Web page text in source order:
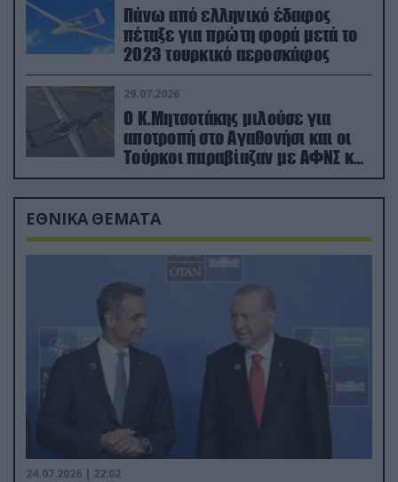
Πάνω από ελληνικό έδαφος
πέταξε για πρώτη φορά μετά το
2023 τουρκικό αεροσκάφος
29.07.2026
Ο Κ.Μητσοτάκης μιλούσε για
αποτροπή στο Αγαθονήσι και οι
Τούρκοι παραβίαζαν με ΑΦΝΣ και
drone
ΕΘΝΙΚΑ ΘΕΜΑΤΑ
24.07.2026 | 22:02